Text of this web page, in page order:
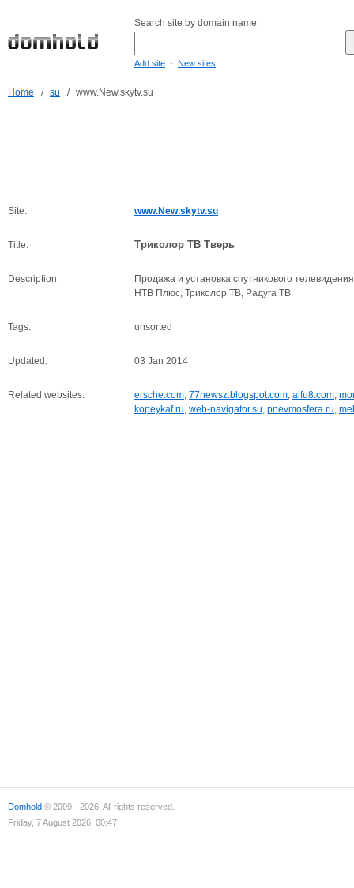
Search site by domain name:
Add site - New sites
Home / su / www.New.skytv.su
Site: www.New.skytv.su
Title: Триколор ТВ Тверь
Description:
Продажа и установка спутникового
НТВ Плюс, Триколор ТВ, Радуга ТВ.
Tags: unsorted
Updated: 03 Jan 2014
Related websites: ersche.com, 77newsz.blogspot.com, aifu8.com,
kopeykaf.ru, web-navigator.su, pnevmosfera.ru,
Domhold © 2009 - 2026. All rights reserved.
Friday, 7 August 2026, 00:47